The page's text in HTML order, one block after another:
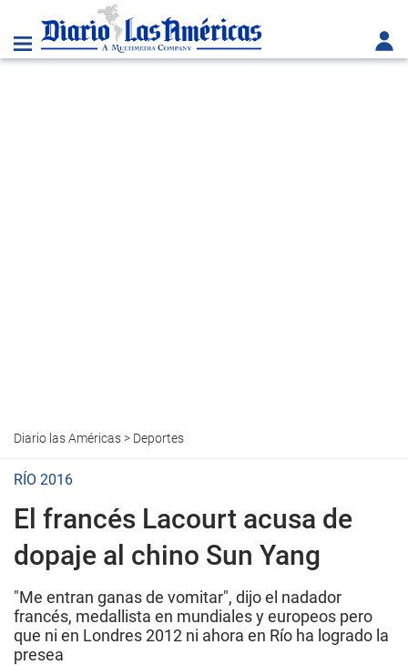
Diario las Américas> Deportes
RÍO 2016
El francés Lacourt acusa de
dopaje al chino Sun Yang
"Me entran ganas de vomitar", dijo el nadador
francés, medallista en mundiales y europeos pero
que ni en Londres 2012 ni ahora en Río ha logrado la
presea